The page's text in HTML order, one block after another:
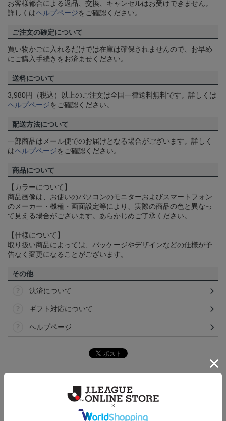
お客様都合による返品、交換、キャンセルはお受けできません。
詳しくはヘルプページをご確認ください。
ご注文の確定について
買い物かごに入れるだけでは在庫は確保されませんので、お早め
にご購入手続きをお済ませください。
送料について
3,980円（税込）以上のご注文は全国一律送料無料です。詳しくは
ヘルプページをご確認ください。
配送方法について
一部商品はメール便でのお届けとなる場合がございます。詳しく
はヘルプページをご確認ください。
商品について
【カラーについて】
商品画像は、お使いのパソコンのモニターおよびスマートフォン
のメーカー・機種・画面設定等により、実際の商品の色と異なっ
て見える場合がございます。あらかじめご了承ください。
【仕様について】
取り扱い商品によっては、パッケージやデザインなどの仕様が予
告なく変更になることがございます。
その他
決済について
ギフト対応について
ヘルプページ
チームマスコットグッズは、サポーターやファン必